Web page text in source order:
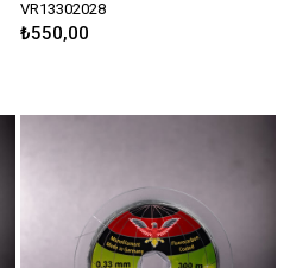
VR13302028
₺550,00